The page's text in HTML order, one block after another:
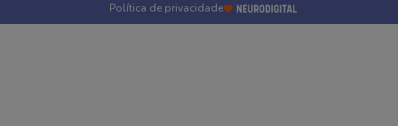
Política de privacidade